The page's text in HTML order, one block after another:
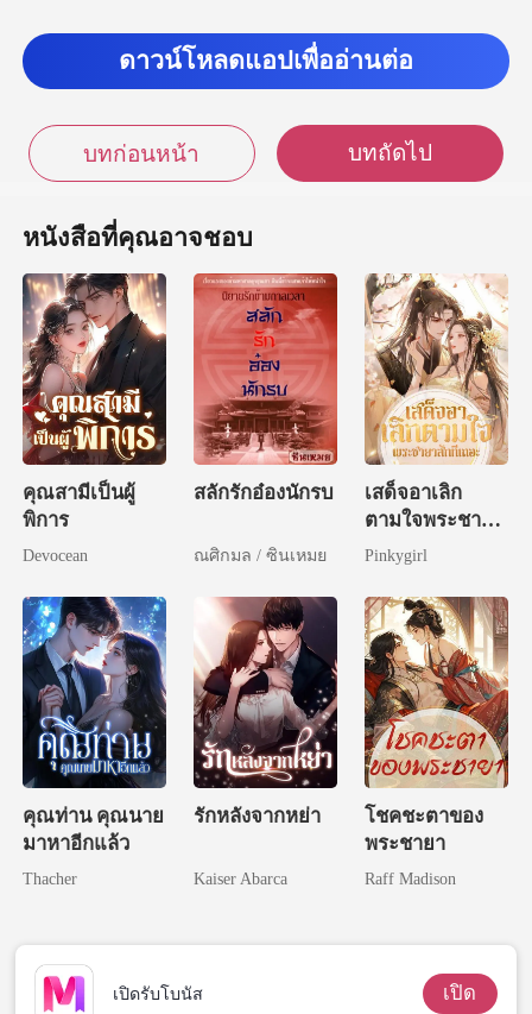
ดาวน์โหลดแอปเพื่ออ่านต่อ
บทก่อนหน้า บทถัดไป
หนังสือที่คุณอาจชอบ
คุณสามีเป็นผู้
พิการ
Devocean
สลักรักอ๋องนักรบ
ณศิกมล / ซินเหมย
เสด็จอาเลิก
ตามใจพระชายา
สักทีเถอะ
Pinkygirl
คุณท่าน คุณนาย
มาหาอีกแล้ว
Thacher
รักหลังจากหย่า
Kaiser Abarca
โชคชะตาของ
พระชายา
Raff Madison
เปิดรับโบนัส เปิด